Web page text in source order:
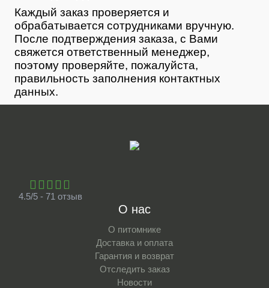
Каждый заказ проверяется и
обрабатывается сотрудниками вручную.
После подтверждения заказа, с Вами
свяжется ответственный менеджер,
поэтому проверяйте, пожалуйста,
правильность заполнения контактных
данных.
4.5/5 - 71 отзыв
О нас
О питомнике
Доставка и оплата
Гарантия и возврат
Отследить заказ
Новости